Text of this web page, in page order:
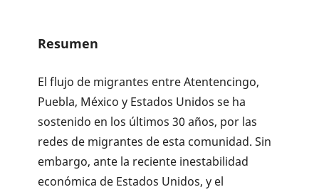
Resumen
El flujo de migrantes entre Atentencingo,
Puebla, México y Estados Unidos se ha
sostenido en los últimos 30 años, por las
redes de migrantes de esta comunidad. Sin
embargo, ante la reciente inestabilidad
económica de Estados Unidos, y el